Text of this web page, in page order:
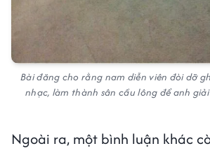
Bài đăng cho rằng nam diễn viên đòi dỡ
nhạc, làm thành sân cầu lông để anh
Ngoài ra, một bình luận khác